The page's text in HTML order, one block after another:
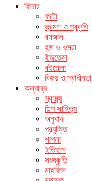
ফিচার
ফটো
ভ্রমণ ও প্রকৃতি
রমজান
হজ ও ওমরা
ইজতেমা
বইমেলা
বিজয় ও স্বাধীনতা
অন্যান্য
স্বাস্থ্য
শিল্প সাহিত্য
অনুবাদ
প্রযুক্তি
শাপলা
ইতিহাস
সংস্কৃতি
মাহফিল